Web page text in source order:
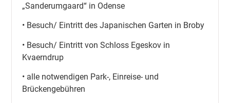
„Sanderumgaard“ in Odense
• Besuch/ Eintritt des Japanischen Garten in Broby
• Besuch/ Eintritt von Schloss Egeskov in
Kvaerndrup
• alle notwendigen Park-, Einreise- und
Brückengebühren